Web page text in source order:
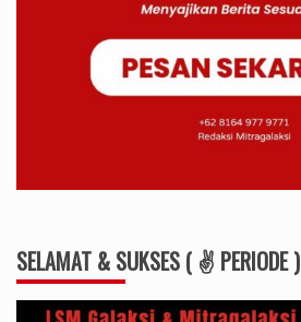
SELAMAT & SUKSES ( ✌ PERIODE )